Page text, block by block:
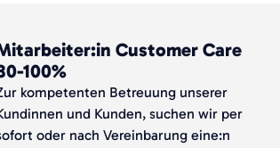
Customer Care
100%
kompetenten Betreuung unserer
und Kunden, suchen wir per
oder nach Vereinbarung eine:n